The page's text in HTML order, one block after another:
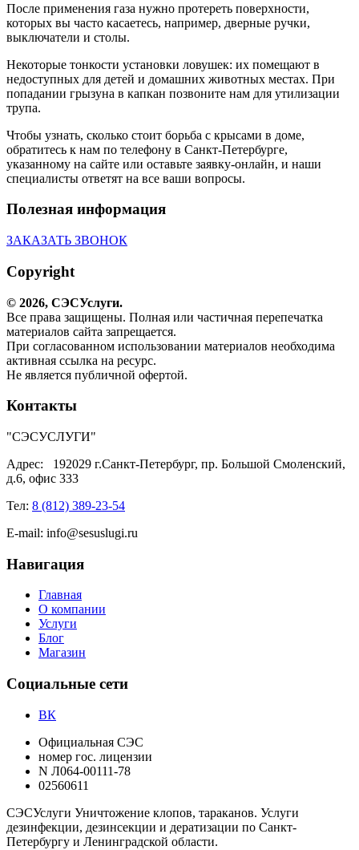
После применения газа нужно протереть поверхности,
которых вы часто касаетесь, например, дверные ручки,
выключатели и столы.
Некоторые тонкости установки ловушек: их помещают в
недоступных для детей и домашних животных местах. При
попадании грызуна в капкан позвоните нам для утилизации
трупа.
Чтобы узнать, сколько стоит борьба с крысами в доме,
обратитесь к нам по телефону в Санкт-Петербурге,
указанному на сайте или оставьте заявку-онлайн, и наши
специалисты ответят на все ваши вопросы.
Полезная информация
ЗАКАЗАТЬ ЗВОНОК
Copyright
© 2026, СЭСУслуги.
Все права защищены. Полная или частичная перепечатка
материалов сайта запрещается.
При согласованном использовании материалов необходима
активная ссылка на ресурс.
Не является публичной офертой.
Контакты
"СЭСУСЛУГИ"
Адрес:
192029 г.Санкт-Петербург, пр. Большой Смоленский,
д.6, офис 333
Тел: 8 (812) 389-23-54
E-mail: info@sesuslugi.ru
Навигация
Главная
О компании
Услуги
Блог
Магазин
Социальные сети
ВК
Официальная СЭС
номер гос. лицензии
N Л064-00111-78
02560611
СЭСУслуги Уничтожение клопов, тараканов. Услуги
дезинфекции, дезинсекции и дератизации по Санкт-
Петербургу и Ленинградской области.